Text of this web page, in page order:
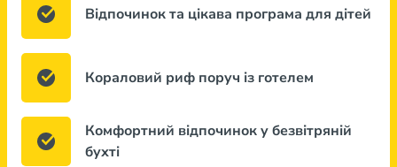
Відпочинок та цікава програма для дітей
Кораловий риф поруч із готелем
Комфортний відпочинок у безвітряній
бухті